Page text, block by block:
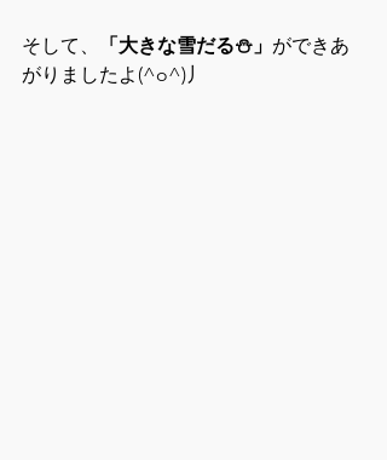
そして、 「大きな雪だる⛄」 ができあ
がりましたよ(^o^)丿